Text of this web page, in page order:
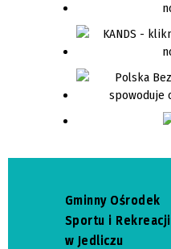
Gminny Ośrodek
Sportu i Rekreacji
w Jedliczu